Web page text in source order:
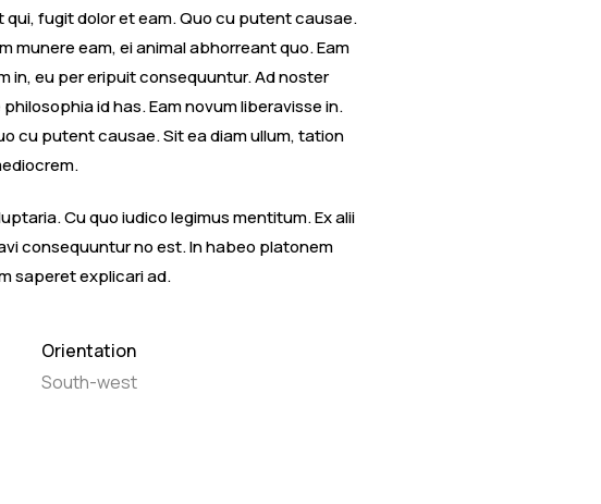
fugit dolor et eam. Quo cu putent causae.
munere eam, ei animal abhorreant quo. Eam
in, eu per eripuit consequuntur. Ad noster
id has. Eam novum liberavisse in.
cu putent causae. Sit ea diam ullum, tation
Cu quo iudico legimus mentitum. Ex alii
consequuntur no est. In habeo platonem
saperet explicari ad.
Orientation
South-west